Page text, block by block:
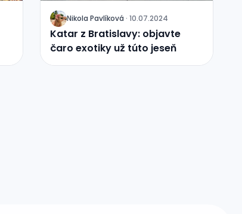
J Nikola Pavlíková · 10.07.2024
Katar z Bratislavy: objavte
čaro exotiky už túto jeseň